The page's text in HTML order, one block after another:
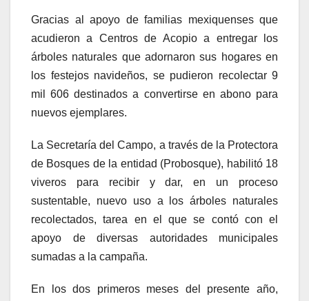
Gracias al apoyo de familias mexiquenses que
acudieron a Centros de Acopio a entregar los
árboles naturales que adornaron sus hogares en
los festejos navideños, se pudieron recolectar 9
mil 606 destinados a convertirse en abono para
nuevos ejemplares.
La Secretaría del Campo, a través de la Protectora
de Bosques de la entidad (Probosque), habilitó 18
viveros para recibir y dar, en un proceso
sustentable, nuevo uso a los árboles naturales
recolectados, tarea en el que se contó con el
apoyo de diversas autoridades municipales
sumadas a la campaña.
En los dos primeros meses del presente año,